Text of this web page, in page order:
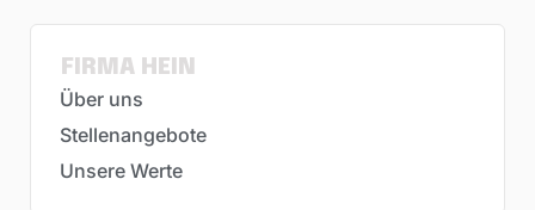
FIRMA HEIN
Über uns
Stellenangebote
Unsere Werte